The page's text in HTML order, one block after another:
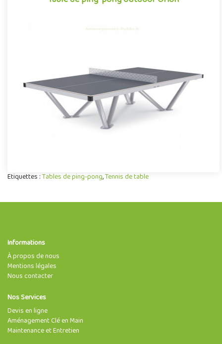
de jeu et qualité de fabrication, la table de ping-pong Orion si..
Offre partenaire
Etiquettes :Tables de ping-pong,Tennis de table
Informations
À propos de nous
Mentions légales
Nous contacter
Nos Services
Devis en ligne
Aménagement Clé en Main
Maintenance et Entretien